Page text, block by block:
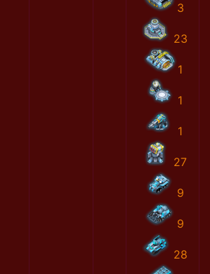
3
23
1
1
1
27
9
9
28